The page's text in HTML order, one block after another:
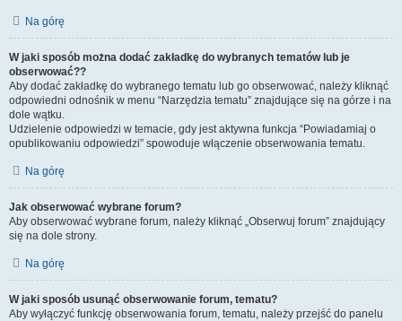
Na górę
W jaki sposób można dodać zakładkę do wybranych tematów lub je
obserwować??
Aby dodać zakładkę do wybranego tematu lub go obserwować, należy kliknąć
odpowiedni odnośnik w menu “Narzędzia tematu” znajdujące się na górze i na
dole wątku.
Udzielenie odpowiedzi w temacie, gdy jest aktywna funkcja “Powiadamiaj o
opublikowaniu odpowiedzi” spowoduje włączenie obserwowania tematu.
Na górę
Jak obserwować wybrane forum?
Aby obserwować wybrane forum, należy kliknąć „Obserwuj forum” znajdujący
się na dole strony.
Na górę
W jaki sposób usunąć obserwowanie forum, tematu?
Aby wyłączyć funkcję obserwowania forum, tematu, należy przejść do panelu